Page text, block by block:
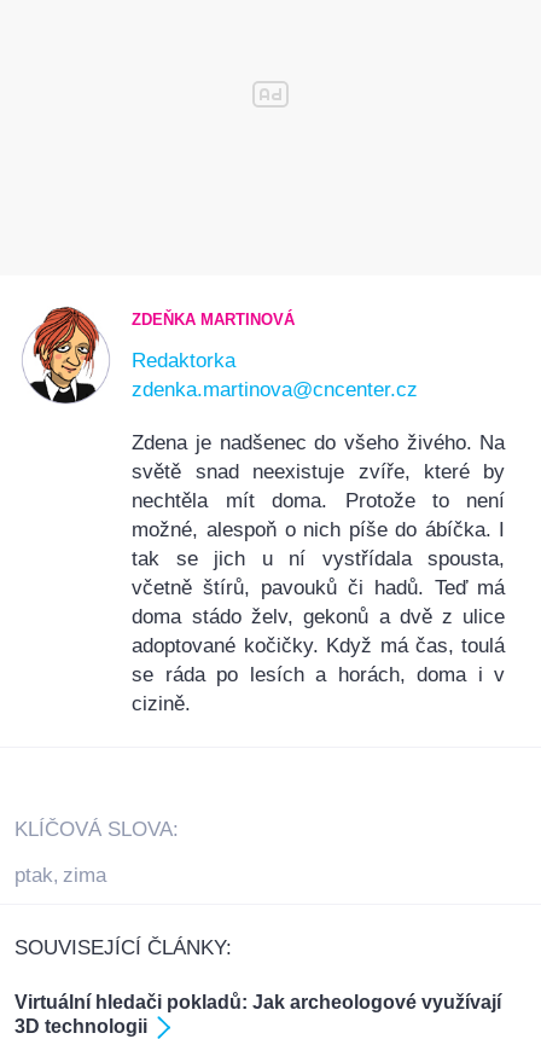
ZDEŇKA MARTINOVÁ
Redaktorka
zdenka.martinova@cncenter.cz
Zdena je nadšenec do všeho živého. Na
světě snad neexistuje zvíře, které by
nechtěla mít doma. Protože to není
možné, alespoň o nich píše do ábíčka. I
tak se jich u ní vystřídala spousta,
včetně štírů, pavouků či hadů. Teď má
doma stádo želv, gekonů a dvě z ulice
adoptované kočičky. Když má čas, toulá
se ráda po lesích a horách, doma i v
cizině.
KLÍČOVÁ SLOVA:
ptak, zima
SOUVISEJÍCÍ ČLÁNKY:
Virtuální hledači pokladů: Jak archeologové využívají
3D technologii